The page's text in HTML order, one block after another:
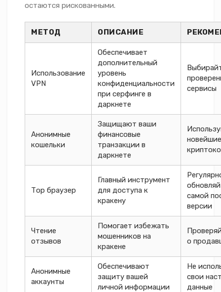
остаются рискованными.
МЕТОД ОПИСАНИЕ
Использование
VPN
Обеспечивает
дополнительный
уровень
конфиденциальности
при серфинге в
даркнете
сервисы
Анонимные
кошельки
Защищают ваши
финансовые
транзакции в
даркнете
Тор браузер
Главный инструмент
для доступа к
кракену
самой
версии
Чтение
отзывов
Помогает избежать
мошенников на
кракене
о
Анонимные
аккаунты
Обеспечивают
защиту вашей
личной информации
Не
свои
данные